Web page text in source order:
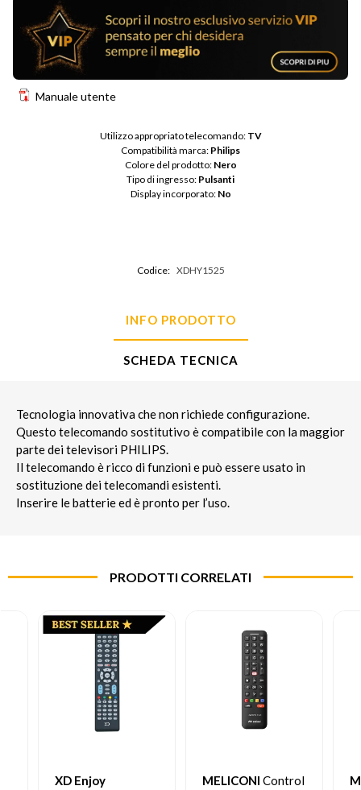
Manuale utente
Utilizzo appropriato telecomando: TV
Compatibilità marca: Philips
Colore del prodotto: Nero
Tipo di ingresso: Pulsanti
Display incorporato: No
Codice: XDHY1525
INFO PRODOTTO
SCHEDA TECNICA
Tecnologia innovativa che non richiede configurazione.
Questo telecomando sostitutivo è compatibile con la maggior
parte dei televisori PHILIPS.
Il telecomando è ricco di funzioni e può essere usato in
sostituzione dei telecomandi esistenti.
Inserire le batterie ed è pronto per l’uso.
PRODOTTI CORRELATI
XD Enjoy
MELICONI Control